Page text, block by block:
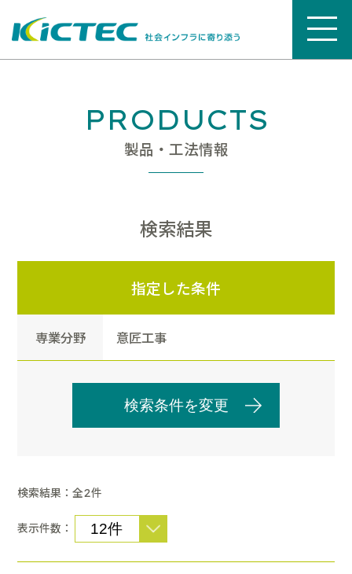
PRODUCTS
製品・工法情報
検索結果
指定した条件
専業分野 意匠工事
検索条件を変更
検索結果：全2件
表示件数：